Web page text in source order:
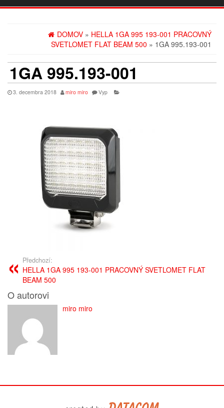
DOMOV » HELLA 1GA 995 193-001 PRACOVNÝ
SVETLOMET FLAT BEAM 500 » 1GA 995.193-001
1GA 995.193-001
3. decembra 2018 miro miro Vyp
Předchozí:
HELLA 1GA 995 193-001 PRACOVNÝ SVETLOMET FLAT
BEAM 500
O autorovi
miro miro